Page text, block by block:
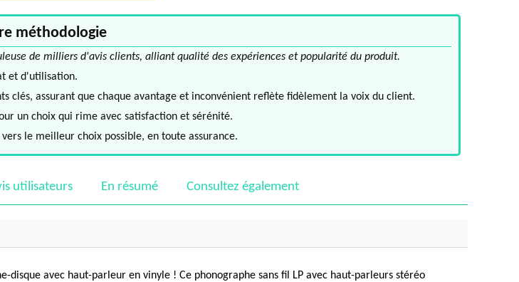
méthodologie
de milliers d'avis clients, alliant qualité des expériences et popularité du produit.
et d'utilisation.
clés, assurant que chaque avantage et inconvénient reflète fidèlement la voix du client.
un choix qui rime avec satisfaction et sérénité.
le meilleur choix possible, en toute assurance.
utilisateurs En résumé Consultez également
disque avec haut-parleur en vinyle ! Ce phonographe sans fil LP avec haut-parleurs stéréo